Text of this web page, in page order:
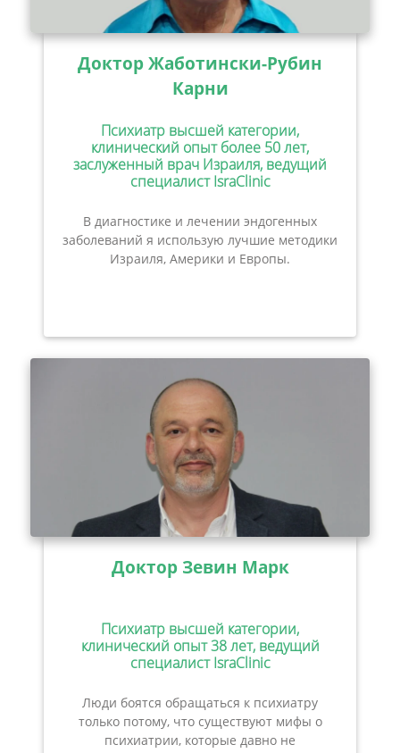
Доктор Жаботински-Рубин
Карни
Психиатр высшей категории,
клинический опыт более 50 лет,
заслуженный врач Израиля, ведущий
специалист IsraClinic
В диагностике и лечении эндогенных
заболеваний я использую лучшие методики
Израиля, Америки и Европы.
Доктор Зевин Марк
Психиатр высшей категории,
клинический опыт 38 лет, ведущий
специалист IsraClinic
Люди боятся обращаться к психиатру
только потому, что существуют мифы о
психиатрии, которые давно не